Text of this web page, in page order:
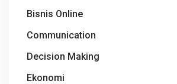
Bisnis Online
Communication
Decision Making
Ekonomi